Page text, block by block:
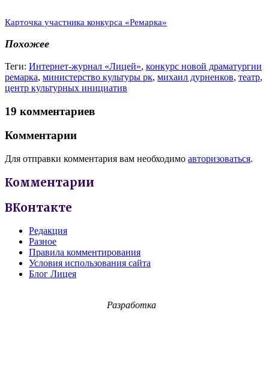
Карточка участника конкурса «Ремарка»
Похожее
Теги: Интернет-журнал «Лицей», конкурс новой драматургии
ремарка, министерство культуры рк, михаил дурненков, театр,
центр культурных инициатив
19 комментариев
Комментарии
Для отправки комментария вам необходимо авторизоваться.
Комментарии
ВКонтакте
Редакция
Разное
Правила комментирования
Условия использования сайта
Блог Лицея
Разработка